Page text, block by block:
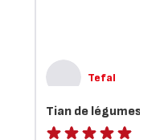
Tefal
Tian de légumes